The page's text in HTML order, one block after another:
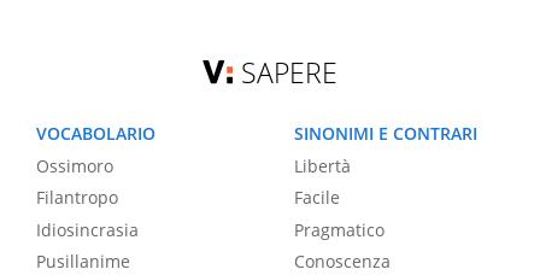
SAPERE
VOCABOLARIO
Ossimoro
Filantropo
Idiosincrasia
Pusillanime
SINONIMI E CONTRARI
Libertà
Facile
Pragmatico
Conoscenza